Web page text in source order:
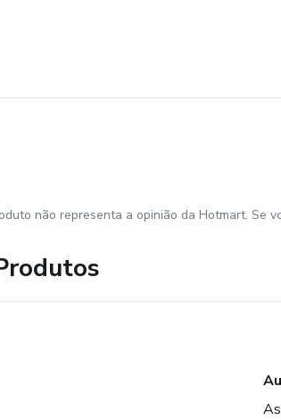
não representa a opinião da Hotmart. Se